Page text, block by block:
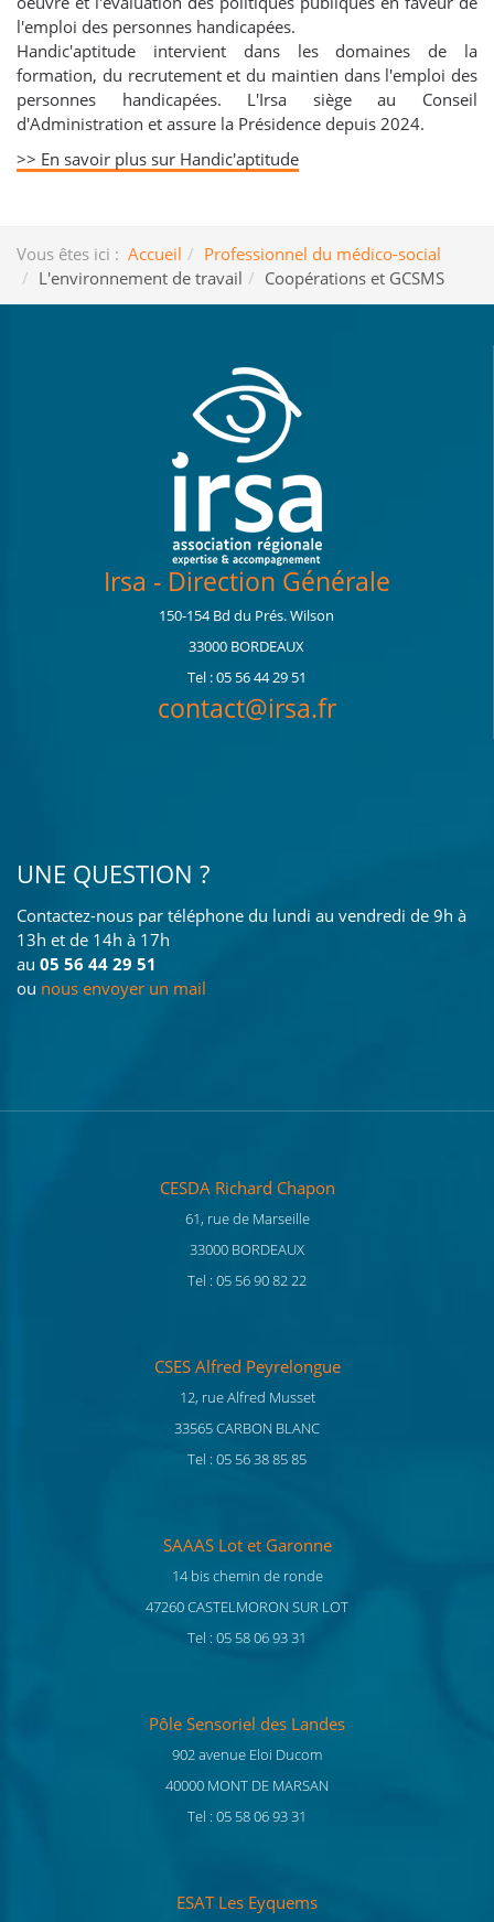
l'emploi des personnes handicapées.
Handic'aptitude intervient dans les domaines de la
formation, du recrutement et du maintien dans l'emploi des
personnes handicapées. L'Irsa siège au Conseil
d'Administration et assure la Présidence depuis 2024.
>> En savoir plus sur Handic'aptitude
Vous êtes ici : Accueil
Professionnel du médico-social
L'environnement de travail
Coopérations et GCSMS
Irsa - Direction Générale
150-154 Bd du Prés. Wilson
33000 BORDEAUX
Tel : 05 56 44 29 51
contact@irsa.fr
UNE QUESTION ?
Contactez-nous par téléphone du lundi au vendredi de 9h à
13h et de 14h à 17h
au 05 56 44 29 51
ou nous envoyer un mail
CESDA Richard Chapon
61, rue de Marseille
33000 BORDEAUX
Tel : 05 56 90 82 22
CSES Alfred Peyrelongue
12, rue Alfred Musset
33565 CARBON BLANC
Tel : 05 56 38 85 85
SAAAS Lot et Garonne
14 bis chemin de ronde
47260 CASTELMORON SUR LOT
Tel : 05 58 06 93 31
Pôle Sensoriel des Landes
902 avenue Eloi Ducom
40000 MONT DE MARSAN
Tel : 05 58 06 93 31
ESAT Les Eyquems